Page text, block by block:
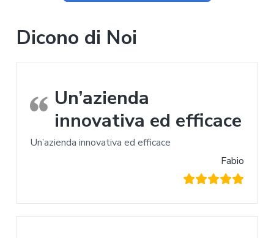
Dicono di Noi
Un’azienda
innovativa ed efficace
Un’azienda innovativa ed efficace
Fabio